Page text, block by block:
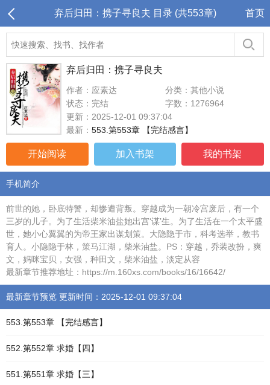
弃后归田：携子寻良夫 目录 (共553章) 首页
弃后归田：携子寻良夫
作者：应素达
分类：其他小说
状态：完结
字数：1276964
更新：2025-12-01 09:37:04
最新： 553.第553章 【完结感言】
开始阅读 加入书架 我的书架
手机简介
前世的她，卧底特警，却惨遭背叛。穿越成为一朝冷宫废后，有一个
三岁的儿子。为了生活柴米油盐她出宫‘谋’生。为了生活在一个太平盛
世，她小心翼翼的为帝王家出谋划策。大隐隐于市，科考选举，教书
育人。小隐隐于林，策马江湖，柴米油盐。PS：穿越，乔装改扮，爽
文，妈咪宝贝，女强，种田文，柴米油盐，淡定从容
最新章节推荐地址：https://m.160xs.com/books/16/16642/
最新章节预览 更新时间：2025-12-01 09:37:04
553.第553章 【完结感言】
552.第552章 求婚【四】
551.第551章 求婚【三】